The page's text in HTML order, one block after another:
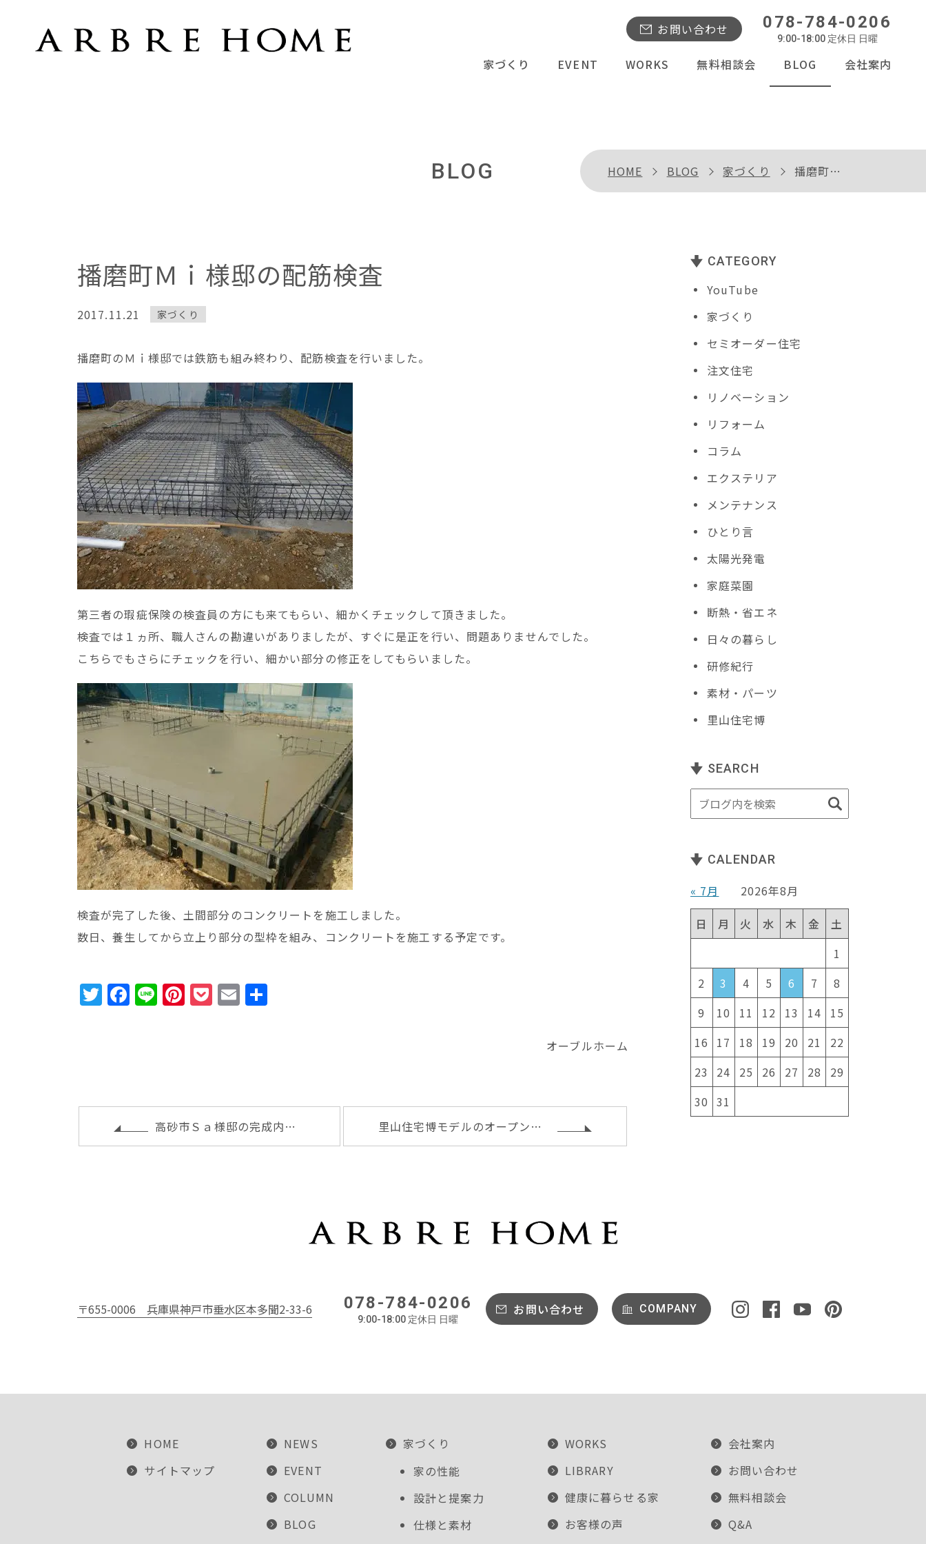
家づくり EVENT WORKS 無料相談会 BLOG 会社案内
お問い合わせ 078-784-0206
9:00-18:00 定休日 日曜
HOME BLOG 家づくり 播磨町Ｍｉ様邸の配筋検査
BLOG
播磨町Ｍｉ様邸の配筋検査
2017.11.21 家づくり
播磨町のＭｉ様邸では鉄筋も組み終わり、配筋検査を行いました。
第三者の瑕疵保険の検査員の方にも来てもらい、細かくチェックして頂きました。
検査では１ヵ所、職人さんの勘違いがありましたが、すぐに是正を行い、問題ありませんでした。
こちらでもさらにチェックを行い、細かい部分の修正をしてもらいました。
検査が完了した後、土間部分のコンクリートを施工しました。
数日、養生してから立上り部分の型枠を組み、コンクリートを施工する予定です。
T
w
F
a
o
o
k
Li
n
Pi
n
st
P
o
t
E
m
オーブルホーム
高砂市Ｓａ様邸の完成内覧会 里山住宅博モデルのオープン日程
CATEGORY
YouTube
家づくり
セミオーダー住宅
注文住宅
リノベーション
リフォーム
コラム
エクステリア
メンテナンス
ひとり言
太陽光発電
家庭菜園
断熱・省エネ
日々の暮らし
研修紀行
素材・パーツ
里山住宅博
SEARCH
CALENDAR
« 7月
2026年8月
日
月 火 水 木 金
土
1
2
3 4 5 6 7
8
9
10 11 12 13 14
15
16
17 18 19 20 21
22
23
24 25 26 27 28
29
30 31
〒655-0006 兵庫県神戸市垂水区本多聞2-33-6 078-784-0206
9:00-18:00 定休日 日曜
お問い合わせ COMPANY
HOME
サイトマップ
NEWS
EVENT
COLUMN
BLOG
家づくり
家の性能
設計と提案力
仕様と素材
WORKS
LIBRARY
健康に暮らせる家
お客様の声
会社案内
お問い合わせ
無料相談会
Q&A